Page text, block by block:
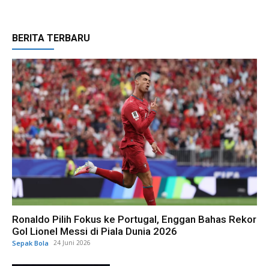
BERITA TERBARU
Ronaldo Pilih Fokus ke Portugal, Enggan Bahas Rekor
Gol Lionel Messi di Piala Dunia 2026
Sepak Bola 24 Juni 2026